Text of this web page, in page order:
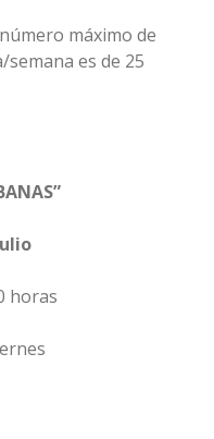
máximo de
es de 25
horas